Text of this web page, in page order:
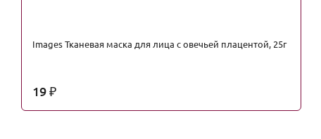
Images Тканевая маска для лица с овечьей плацентой, 25г
19 ₽